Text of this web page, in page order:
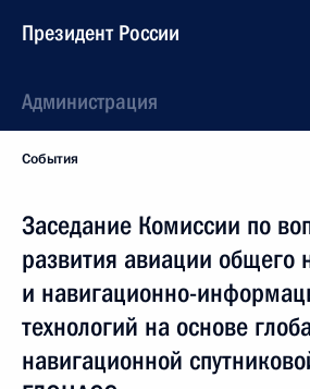
Президент России
Администрация
События
Заседание Комиссии по
развития авиации общего
и навигационно-
технологий на основе
навигационной